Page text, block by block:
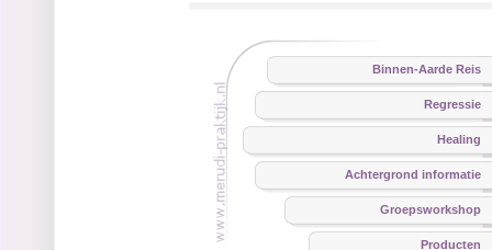
Binnen-Aarde Reis
Regressie
Healing
Achtergrond informatie
Groepsworkshop
Producten